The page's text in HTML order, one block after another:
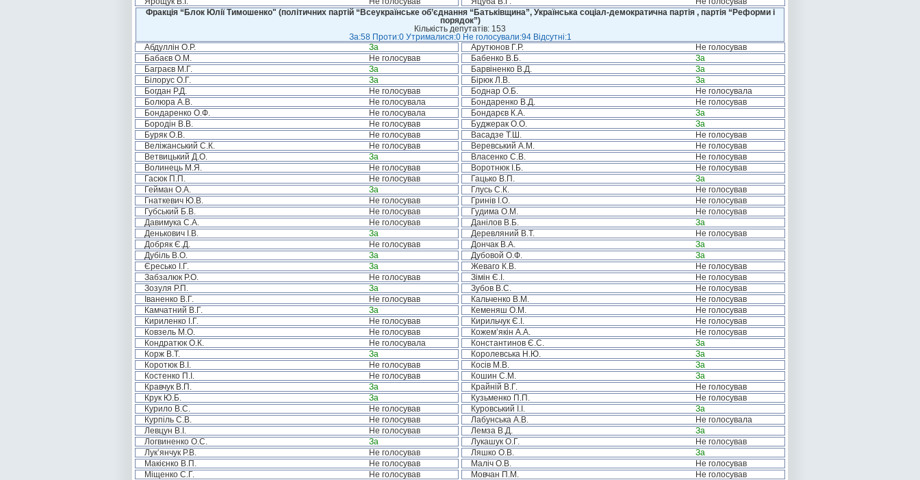
Фракція “Блок Юлії Тимошенко" (політичних партій “Всеукраїнське об’єднання “Батьківщина”, Українська соціал-демократична партія , партія “Реформи і
порядок”)
Кількість депутатів: 153
За:58 Проти:0 Утрималися:0 Не голосували:94 Відсутні:1
Абдуллін О.Р.
За Арутюнов Г.Р.
Не голосував
Бабаєв О.М.
Не голосував Бабенко В.Б.
За
Баграєв М.Г.
За Барвіненко В.Д.
За
Білорус О.Г.
За Бірюк Л.В.
За
Богдан Р.Д.
Не голосував Боднар О.Б.
Не голосувала
Болюра А.В.
Не голосувала Бондаренко В.Д.
Не голосував
Бондаренко О.Ф.
Не голосувала Бондарєв К.А.
За
Бородін В.В.
Не голосував Буджерак О.О.
За
Буряк О.В.
Не голосував Васадзе Т.Ш.
Не голосував
Веліжанський С.К.
Не голосував Веревський А.М.
Не голосував
Ветвицький Д.О.
За Власенко С.В.
Не голосував
Волинець М.Я.
Не голосував Воротнюк І.Б.
Не голосував
Гасюк П.П.
Не голосував Гацько В.П.
За
Гейман О.А.
За Глусь С.К.
Не голосував
Гнаткевич Ю.В.
Не голосував Гринів І.О.
Не голосував
Губський Б.В.
Не голосував Гудима О.М.
Не голосував
Давимука С.А.
Не голосував Данілов В.Б.
За
Денькович І.В.
За Деревляний В.Т.
Не голосував
Добряк Є.Д.
Не голосував Дончак В.А.
За
Дубіль В.О.
За Дубовой О.Ф.
За
Єресько І.Г.
За Жеваго К.В.
Не голосував
Забзалюк Р.О.
Не голосував Зімін Є.І.
Не голосував
Зозуля Р.П.
За Зубов В.С.
Не голосував
Іваненко В.Г.
Не голосував Кальченко В.М.
Не голосував
Камчатний В.Г.
За Кеменяш О.М.
Не голосував
Кириленко І.Г.
Не голосував Кирильчук Є.І.
Не голосував
Ковзель М.О.
Не голосував Кожем’якін А.А.
Не голосував
Кондратюк О.К.
Не голосувала Константинов Є.С.
За
Корж В.Т.
За Королевська Н.Ю.
За
Коротюк В.І.
Не голосував Косів М.В.
За
Костенко П.І.
Не голосував Кошин С.М.
За
Кравчук В.П.
За Крайній В.Г.
Не голосував
Крук Ю.Б.
За Кузьменко П.П.
Не голосував
Курило В.С.
Не голосував Куровський І.І.
За
Курпіль С.В.
Не голосував Лабунська А.В.
Не голосувала
Левцун В.І.
Не голосував Лемза В.Д.
За
Логвиненко О.С.
За Лукашук О.Г.
Не голосував
Лук’янчук Р.В.
Не голосував Ляшко О.В.
За
Макієнко В.П.
Не голосував Маліч О.В.
Не голосував
Міщенко С.Г.
Не голосував Мовчан П.М.
Не голосував